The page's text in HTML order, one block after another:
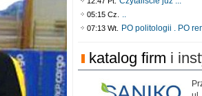
05:15 Cz. ..
07:13 Wt. PO politologii . PO
katalog firm i